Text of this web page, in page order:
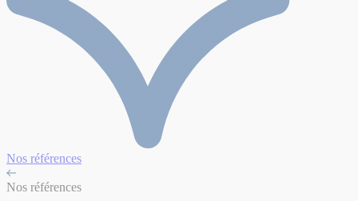
Nos références
Nos références